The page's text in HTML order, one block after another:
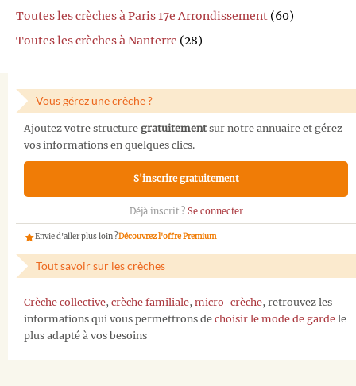
Toutes les crèches à Paris 17e Arrondissement (60)
Toutes les crèches à Nanterre (28)
Vous gérez une crèche ?
Ajoutez votre structure gratuitementsur notre annuaire et gérez
vos informations en quelques clics.
S'inscrire gratuitement
Déjà inscrit ? Se connecter
Envie d'aller plus loin ?Découvrez l'offre Premium
Tout savoir sur les crèches
Crèche collective, crèche familiale, micro-crèche, retrouvez les
informations qui vous permettrons de choisir le mode de garde le
plus adapté à vos besoins